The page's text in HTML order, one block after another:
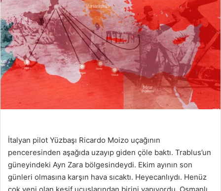
İtalyan pilot Yüzbaşı Ricardo Moizo uçağının
penceresinden aşağıda uzayıp giden çöle baktı. Trablus’un
güneyindeki Ayn Zara bölgesindeydi. Ekim ayının son
günleri olmasına karşın hava sıcaktı. Heyecanlıydı. Henüz